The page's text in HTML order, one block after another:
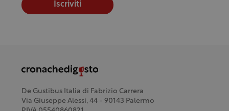
Iscriviti
De Gustibus Italia di Fabrizio Carrera
Via Giuseppe Alessi, 44 - 90143 Palermo